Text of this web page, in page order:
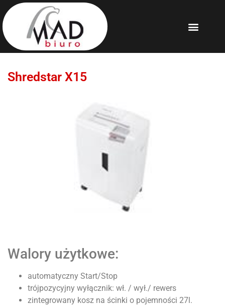
Shredstar X15
Walory użytkowe:
automatyczny Start/Stop
trójpozycyjny wyłącznik: wł. / wył./ rewers
zintegrowany kosz na ścinki o pojemności 27l.